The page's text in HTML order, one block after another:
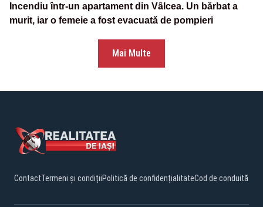
Incendiu într-un apartament din Vâlcea. Un bărbat a
murit, iar o femeie a fost evacuată de pompieri
Mai Multe
ContactTermeni și condițiiPolitică de confidențialitateCod de conduită